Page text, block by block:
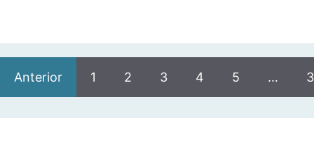
Anterior 1 2 3 4 5 …